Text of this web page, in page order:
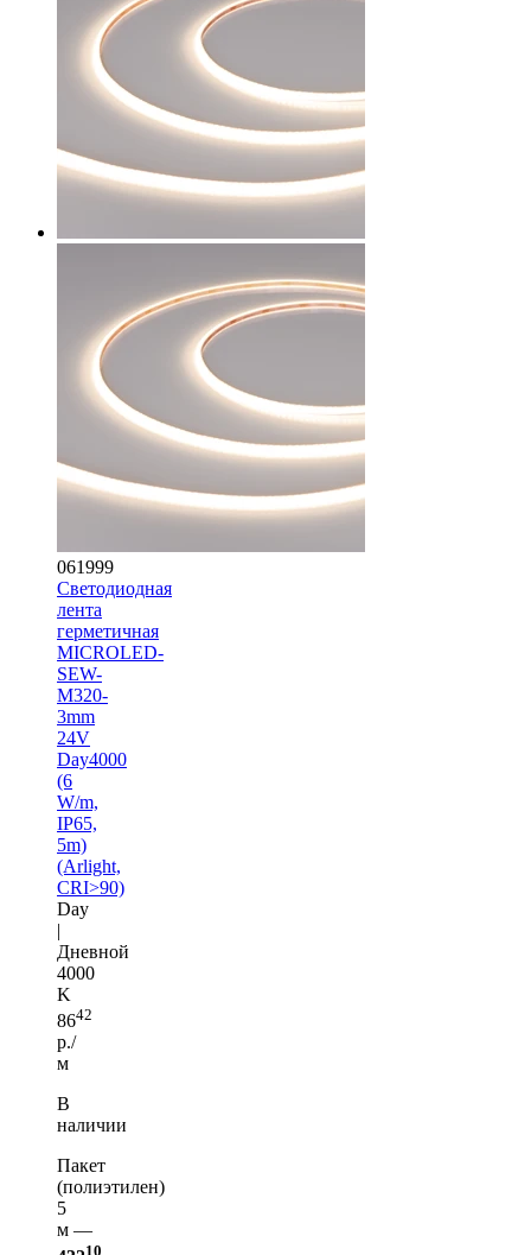
061999
Светодиодная
лента
герметичная
MICROLED-
SEW-
M320-
3mm
24V
Day4000
(6
W/m,
IP65,
5m)
(Arlight,
CRI>90)
Day
|
Дневной
4000
K
8642
р./
м
В
наличии
Пакет
(полиэтилен)
5
м —
10